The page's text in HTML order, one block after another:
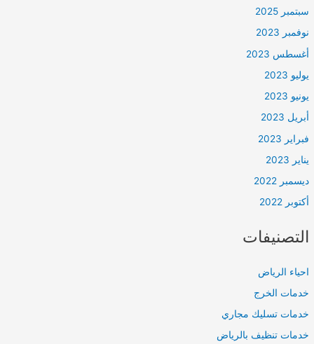
سبتمبر 2025
نوفمبر 2023
أغسطس 2023
يوليو 2023
يونيو 2023
أبريل 2023
فبراير 2023
يناير 2023
ديسمبر 2022
أكتوبر 2022
التصنيفات
احياء الرياض
خدمات الخرج
خدمات تسليك مجاري
خدمات تنظيف بالرياض